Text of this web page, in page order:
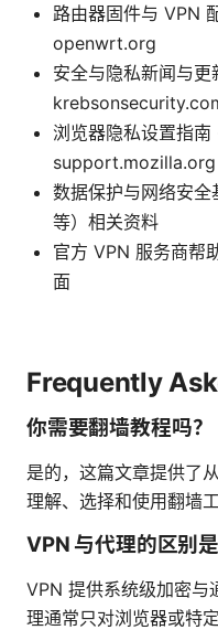
路由器固件与 VPN
openwrt.org
安全与隐私新闻与
浏览器隐私设置指
support.mozilla.org
数据保护与网络安
等）相关资料
官方 VPN 服务商帮
面
Frequently
你需要翻墙教程吗？
是的，这篇文章提供了
理解、选择和使用翻墙
VPN 与代理的区别是
VPN 提供系统级加密与
理通常只对浏览器或特